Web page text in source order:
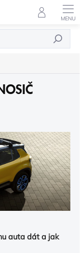
HLEDAT
auta dát a jak